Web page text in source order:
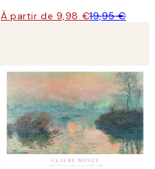
À partir de 9,98 €19,95 €